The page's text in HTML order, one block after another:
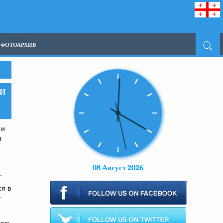
ФОТОАРХИВ
в
08 Август 2026